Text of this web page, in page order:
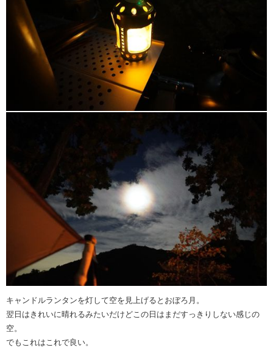
キャンドルランタンを灯して空を見上げるとおぼろ月。
翌日はきれいに晴れるみたいだけどこの日はまだすっきりしない感じの
空。
でもこれはこれで良い。